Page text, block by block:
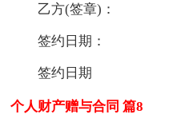
乙方(签章)：
签约日期：
签约日期
个人财产赠与合同 篇8